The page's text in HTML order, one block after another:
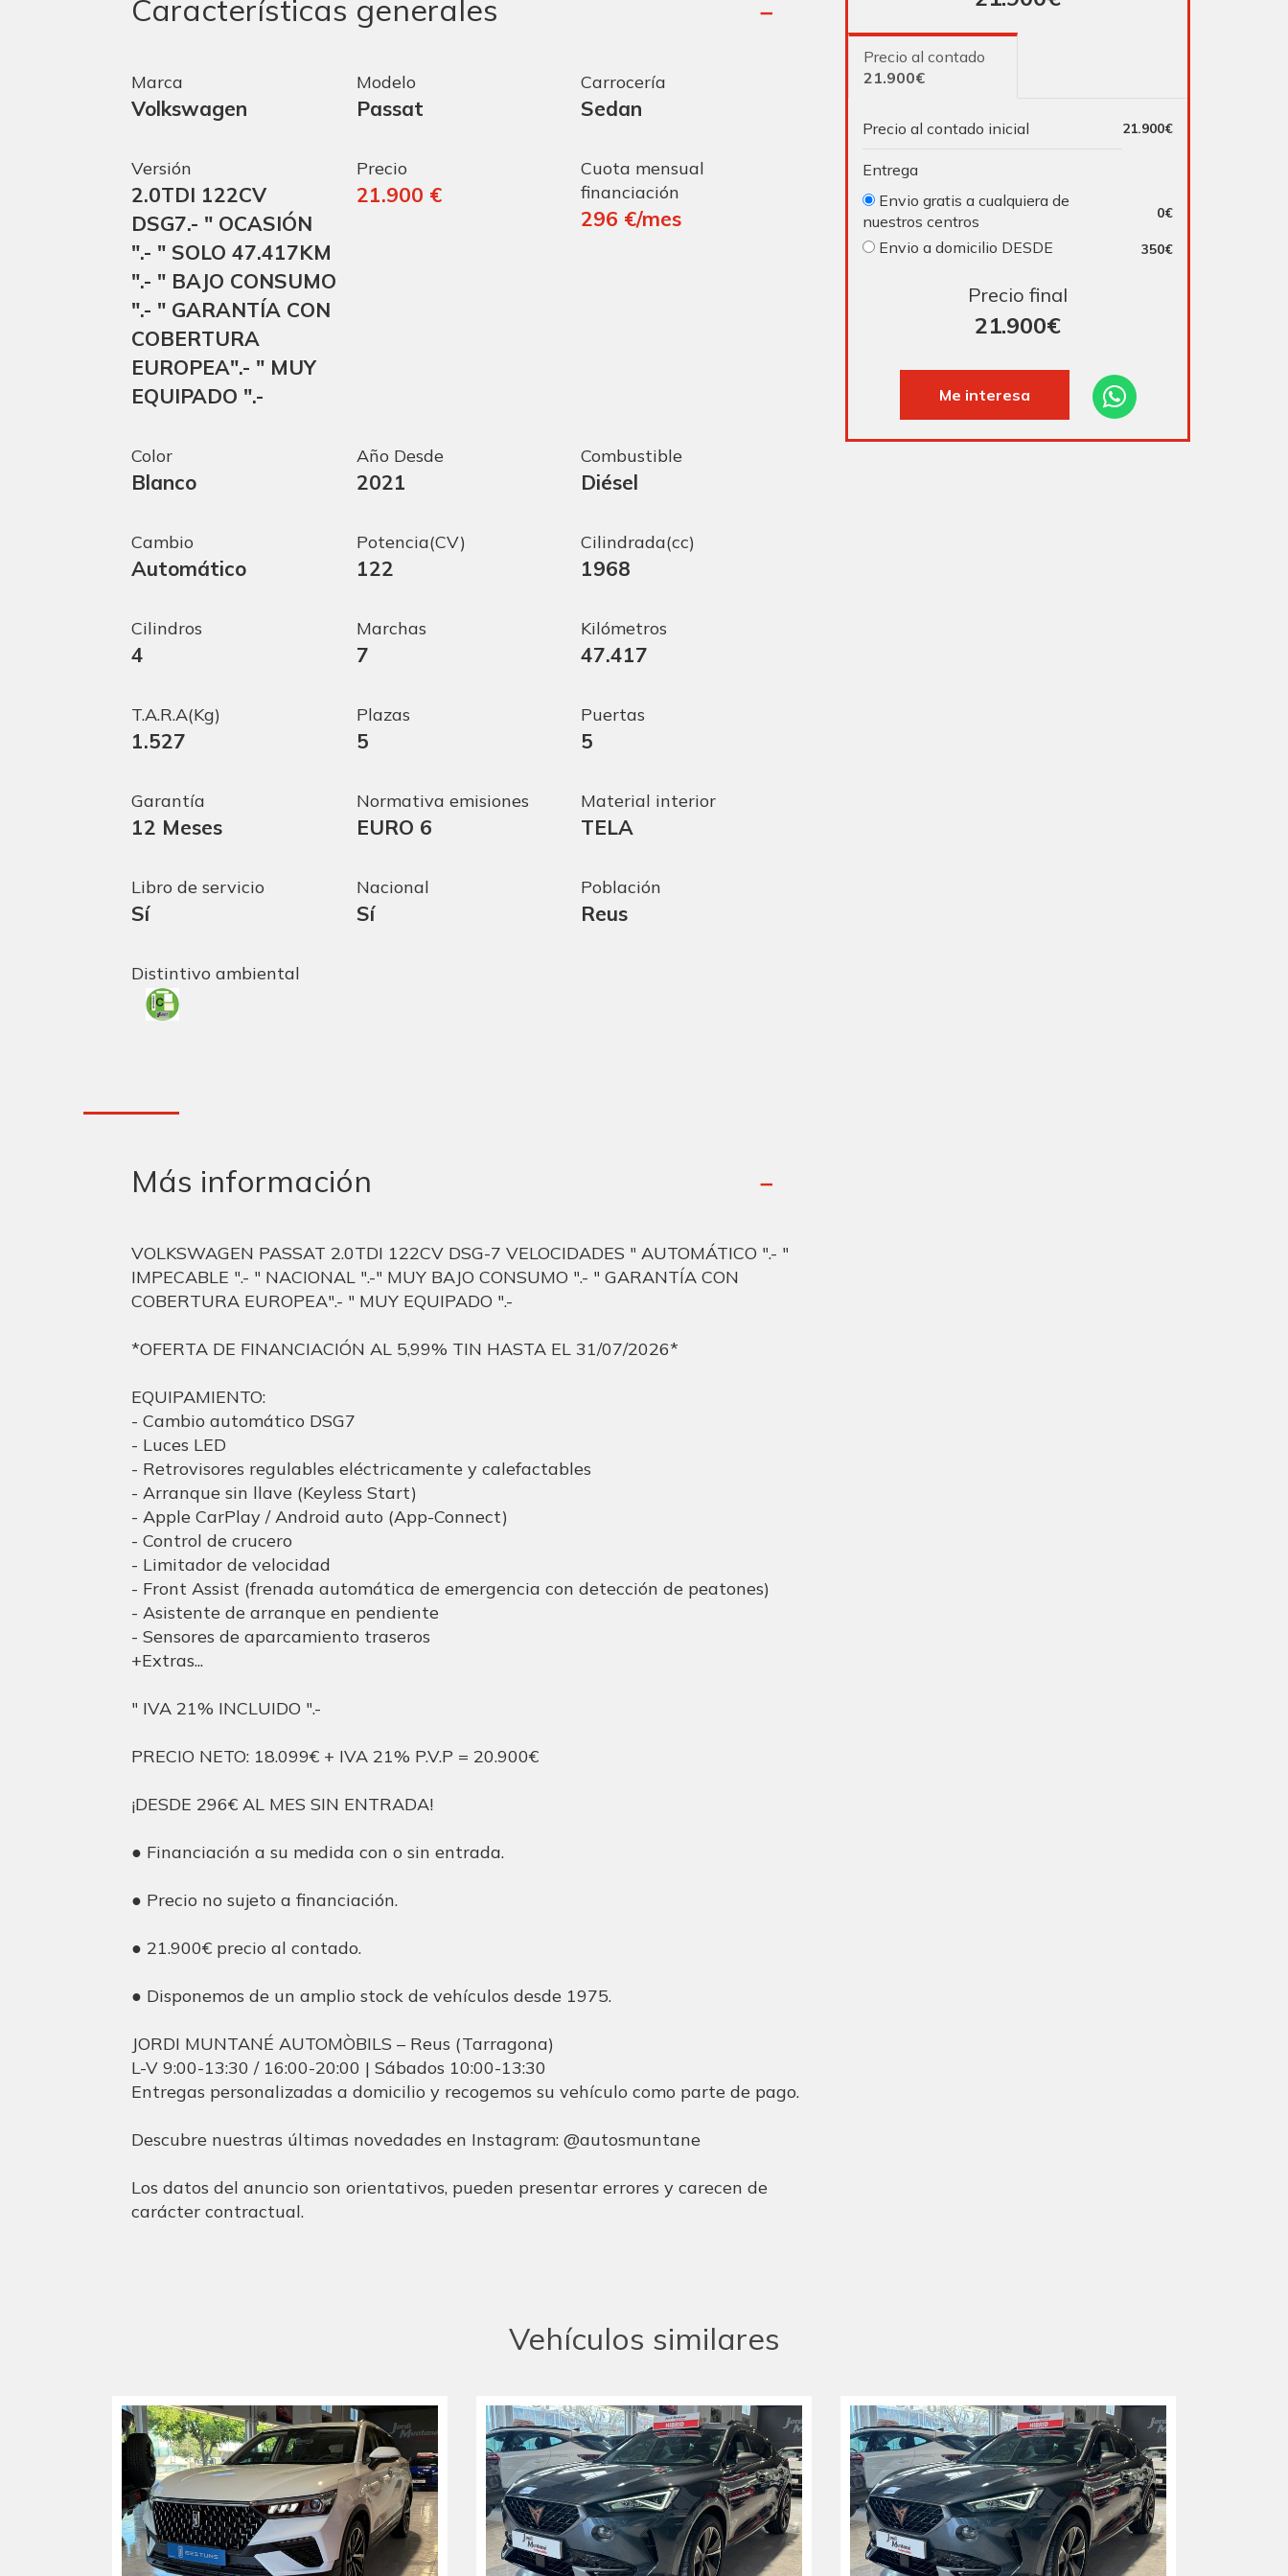
Precio al contado
21.900€
Precio al contado inicial 21.900€
Entrega
Envio gratis a cualquiera de
nuestros centros
0€
Envio a domicilio DESDE 350€
Precio final
21.900€
Me interesa
Características generales
Marca
Volkswagen
Modelo
Passat
Carrocería
Sedan
Versión
2.0TDI 122CV
DSG7.- " OCASIÓN
".- " SOLO 47.417KM
".- " BAJO CONSUMO
".- " GARANTÍA CON
COBERTURA
EUROPEA".- " MUY
EQUIPADO ".-
Precio
21.900 €
Cuota mensual
financiación
296 €/mes
Color
Blanco
Año Desde
2021
Combustible
Diésel
Cambio
Automático
Potencia(CV)
122
Cilindrada(cc)
1968
Cilindros
4
Marchas
7
Kilómetros
47.417
T.A.R.A(Kg)
1.527
Plazas
5
Puertas
5
Garantía
12 Meses
Normativa emisiones
EURO 6
Material interior
TELA
Libro de servicio
Sí
Nacional
Sí
Población
Reus
Distintivo ambiental
Más información
VOLKSWAGEN PASSAT 2.0TDI 122CV DSG-7 VELOCIDADES " AUTOMÁTICO ".- "
IMPECABLE ".- " NACIONAL ".-" MUY BAJO CONSUMO ".- " GARANTÍA CON
COBERTURA EUROPEA".- " MUY EQUIPADO ".-
*OFERTA DE FINANCIACIÓN AL 5,99% TIN HASTA EL 31/07/2026*
EQUIPAMIENTO:
- Cambio automático DSG7
- Luces LED
- Retrovisores regulables eléctricamente y calefactables
- Arranque sin llave (Keyless Start)
- Apple CarPlay / Android auto (App-Connect)
- Control de crucero
- Limitador de velocidad
- Front Assist (frenada automática de emergencia con detección de peatones)
- Asistente de arranque en pendiente
- Sensores de aparcamiento traseros
+Extras...
" IVA 21% INCLUIDO ".-
PRECIO NETO: 18.099€ + IVA 21% P.V.P = 20.900€
¡DESDE 296€ AL MES SIN ENTRADA!
● Financiación a su medida con o sin entrada.
● Precio no sujeto a financiación.
● 21.900€ precio al contado.
● Disponemos de un amplio stock de vehículos desde 1975.
JORDI MUNTANÉ AUTOMÒBILS – Reus (Tarragona)
L-V 9:00-13:30 / 16:00-20:00 | Sábados 10:00-13:30
Entregas personalizadas a domicilio y recogemos su vehículo como parte de pago.
Descubre nuestras últimas novedades en Instagram: @autosmuntane
Los datos del anuncio son orientativos, pueden presentar errores y carecen de
carácter contractual.
Vehículos similares